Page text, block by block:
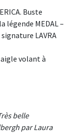
Buste
légende MEDAL –
signature LAVRA
volant à
belle
par Laura